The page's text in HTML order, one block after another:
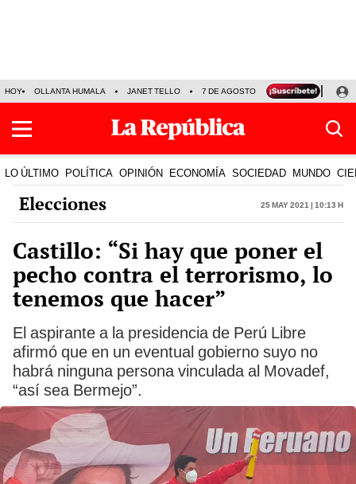
HOY OLLANTA HUMALA JANET TELLO 7 DE AGOSTO TINKA RESULTADOS
LO ÚLTIMO POLÍTICA OPINIÓN ECONOMÍA SOCIEDAD MUNDO
Elecciones 25 May 2021 | 10:13 h
Castillo: “Si hay que poner el
pecho contra el terrorismo, lo
tenemos que hacer”
El aspirante a la presidencia de Perú Libre
afirmó que en un eventual gobierno suyo no
habrá ninguna persona vinculada al Movadef,
“así sea Bermejo”.